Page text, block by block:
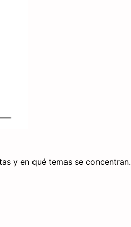
y en qué temas se concentran.